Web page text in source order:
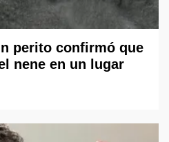
perito confirmó que
nene en un lugar